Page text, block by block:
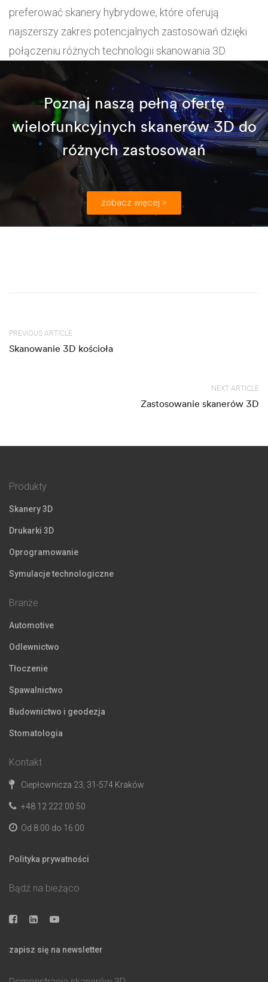
preferować skanery hybrydowe, które oferują
najszerszy zakres potencjalnych zastosowań dzięki
połączeniu różnych technologii skanowania 3D.
Poznaj naszą pełną ofertę
wielofunkcyjnych skanerów 3D do
różnych zastosowań
zobacz więcej >
PREVIOUS ARTICLE
Skanowanie 3D kościoła
NEXT ARTICLE
Zastosowanie skanerów 3D
Produkty
Skanery 3D
Drukarki 3D
Oprogramowanie
Symulacje technologiczne
Branże
Automotive
Odlewnictwo
Tłoczenie
Spawalnictwo
Budownictwo i geodezja
Stomatologia
Kontakt
Ciepłownicza 23, 31-574 Kraków
+48 12 222 00 50
Od 8:00 do 16:00
Polityka prywatności
Bądź na bieżąco
zapisz się na newsletter